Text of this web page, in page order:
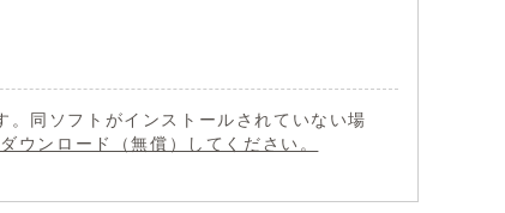
同ソフトがインストールされていない場
ンロード（無償）してください。